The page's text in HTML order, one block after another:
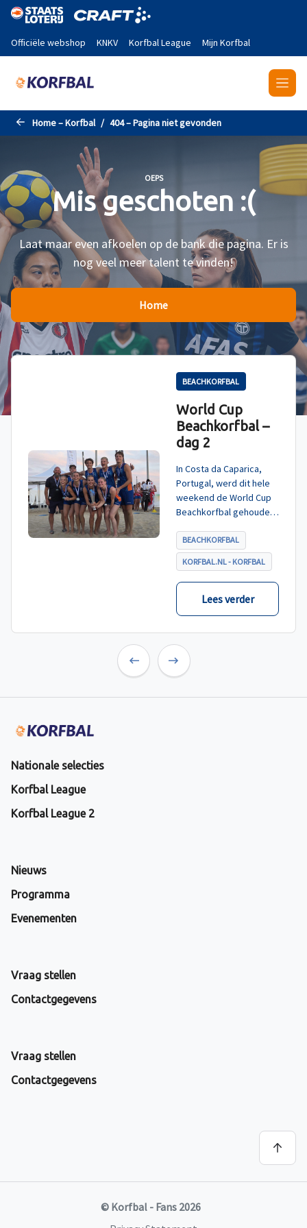
Naar de hoofdinhoud gaan
Officiële webshop KNKV Korfbal League Mijn Korfbal
Home – Korfbal 404 – Pagina niet gevonden
OEPS
Mis geschoten :(
Laat maar even afkoelen op de bank die pagina. Er is
nog veel meer talent te vinden!
Home
BEACHKORFBAL
World Cup
Beachkorfbal –
dag 2
In Costa da Caparica,
Portugal, werd dit hele
weekend de World Cup
Beachkorfbal gehouden.
tegen België, die
eindigde in shoot-outs,
was het Nederland dat
er met het goud vandoor
BEACHKORFBAL
KORFBAL.NL - KORFBAL
Lees verder
Nationale selecties
Korfbal League
Korfbal League 2
Nieuws
Programma
Evenementen
Vraag stellen
Contactgegevens
Vraag stellen
Contactgegevens
© Korfbal - Fans 2026